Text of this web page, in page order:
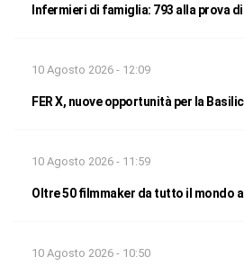
Infermieri di famiglia: 793 alla prova
10 Agosto 2026 - 12:09
FER X, nuove opportunità per la
10 Agosto 2026 - 11:59
Oltre 50 filmmaker da tutto il mondo
10 Agosto 2026 - 10:50